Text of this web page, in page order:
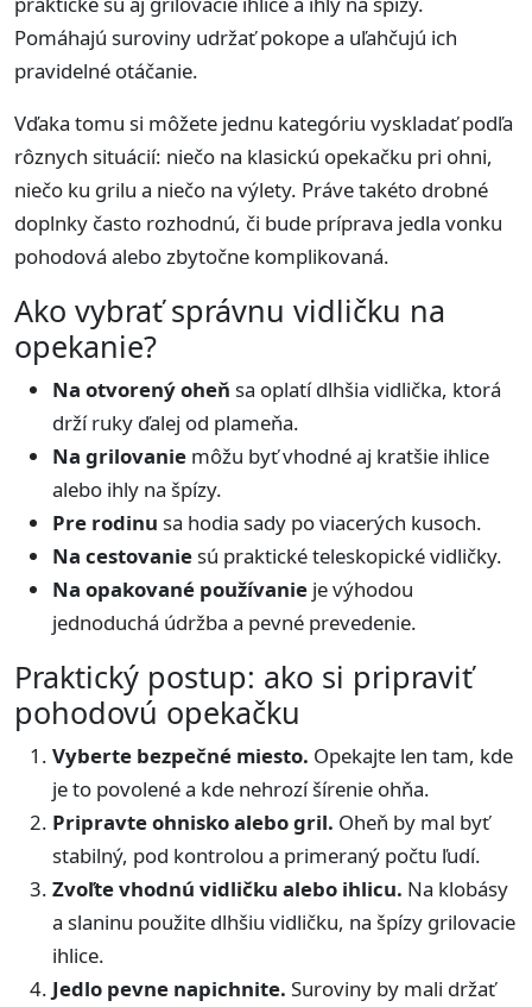
Pomáhajú suroviny udržať pokope a uľahčujú ich
pravidelné otáčanie.
Vďaka tomu si môžete jednu kategóriu vyskladať podľa
rôznych situácií: niečo na klasickú opekačku pri ohni,
niečo ku grilu a niečo na výlety. Práve takéto drobné
doplnky často rozhodnú, či bude príprava jedla vonku
pohodová alebo zbytočne komplikovaná.
Ako vybrať správnu vidličku na
opekanie?
Na otvorený oheň sa oplatí dlhšia vidlička, ktorá
drží ruky ďalej od plameňa.
Na grilovanie môžu byť vhodné aj kratšie ihlice
alebo ihly na špízy.
Pre rodinu sa hodia sady po viacerých kusoch.
Na cestovaniesú praktické teleskopické vidličky.
Na opakované používanie je výhodou
jednoduchá údržba a pevné prevedenie.
Praktický postup: ako si pripraviť
pohodovú opekačku
Vyberte bezpečné miesto. Opekajte len tam, kde
je to povolené a kde nehrozí šírenie ohňa.
Pripravte ohnisko alebo gril. Oheň by mal byť
stabilný, pod kontrolou a primeraný počtu ľudí.
Zvoľte vhodnú vidličku alebo ihlicu. Na klobásy
a slaninu použite dlhšiu vidličku, na špízy grilovacie
ihlice.
Jedlo pevne napichnite. Suroviny by mali držať